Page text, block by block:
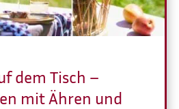
dem Tisch –
mit Ähren und